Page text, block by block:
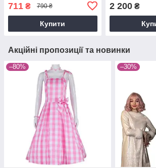
711 ₴ 790 ₴
Купити
комбінезон з
маскою
2 200₴
Акційні пропозиції та новинки
–80% –30%